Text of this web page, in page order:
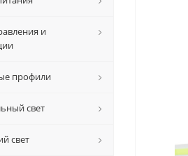
и
профили
свет
свет